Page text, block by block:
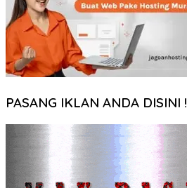
PASANG IKLAN ANDA DISINI !